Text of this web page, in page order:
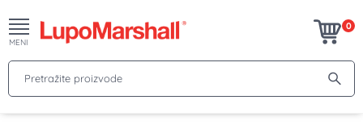
MENI
0
Pretražite proizvode